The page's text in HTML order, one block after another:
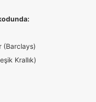
(Barclays)
Krallık)